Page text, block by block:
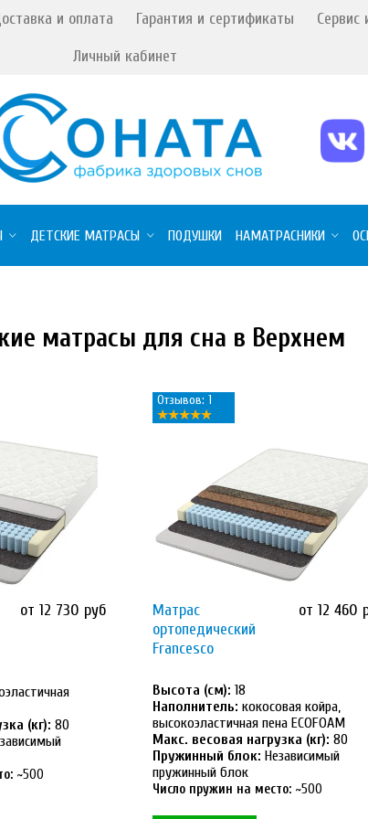
и оплата Гарантия и сертификаты Сервис
Личный кабинет
ДЕТСКИЕ МАТРАСЫ ПОДУШКИ НАМАТРАСНИКИ
матрасы для сна в Верхнем
от 12 730 руб
(кг): 80
~500
Отзывов: 1
Матрас
ортопедический
Francesco
от 12 460
Высота (см): 18
Наполнитель: кокосовая койра,
высокоэластичная пена ECOFOAM
Макс. весовая нагрузка (кг): 80
Пружинный блок: Независимый
пружинный блок
Число пружин на место:~500